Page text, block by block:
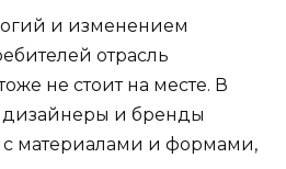
и изменением
отрасль
не стоит на месте. В
и бренды
материалами и формами,